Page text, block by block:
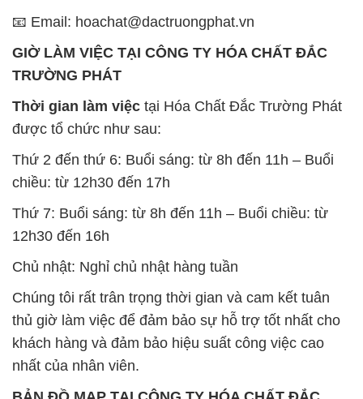
📧 Email: hoachat@dactruongphat.vn
GIỜ LÀM VIỆC TẠI CÔNG TY HÓA CHẤT ĐẮC
TRƯỜNG PHÁT
Thời gian làm việc tại Hóa Chất Đắc Trường Phát
được tổ chức như sau:
Thứ 2 đến thứ 6: Buổi sáng: từ 8h đến 11h – Buổi
chiều: từ 12h30 đến 17h
Thứ 7: Buổi sáng: từ 8h đến 11h – Buổi chiều: từ
12h30 đến 16h
Chủ nhật: Nghỉ chủ nhật hàng tuần
Chúng tôi rất trân trọng thời gian và cam kết tuân
thủ giờ làm việc để đảm bảo sự hỗ trợ tốt nhất cho
khách hàng và đảm bảo hiệu suất công việc cao
nhất của nhân viên.